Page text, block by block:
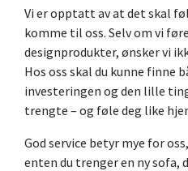
Vi er opptatt av at det skal
komme til oss. Selv om vi
designprodukter, ønsker vi
Hos oss skal du kunne finne
investeringen og den lille
trengte – og føle deg like
God service betyr mye for
enten du trenger en ny sofa,